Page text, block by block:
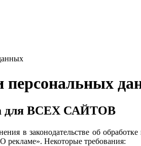
для ВСЕХ САЙТОВ
в законодательстве об
Некоторые требования: